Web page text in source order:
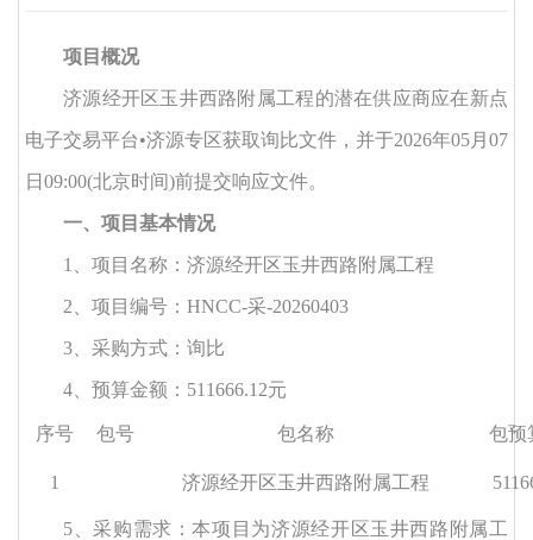
项目概况
济源经开区玉井西路附属工程的潜在供应商应在新点
电子交易平台•济源专区获取询比文件，并于2026年05月07
日09:00(北京时间)前提交响应文件。
一、项目基本情况
1、项目名称 ： 济源经开区玉井西路附属工程
2、项目编号：HNCC-采-20260403
3 、采购方式：询比
4、预算金额：511666.12元
序号 包号 包名称 包预
1 济源经开区玉井西路附属工程
5 、采购需求：本项目为济源经开区玉井西路附属工